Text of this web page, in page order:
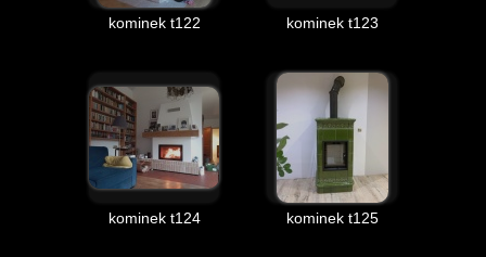
kominek t122 kominek t123
kominek t124 kominek t125